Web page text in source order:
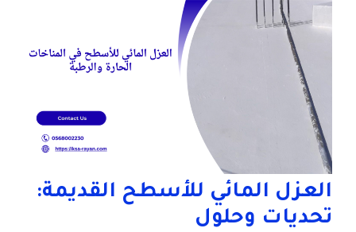
العزل المائي للأسطح القديمة:
تحديات وحلول